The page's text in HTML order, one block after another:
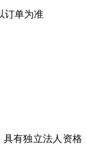
订单为准
有独立法人资格